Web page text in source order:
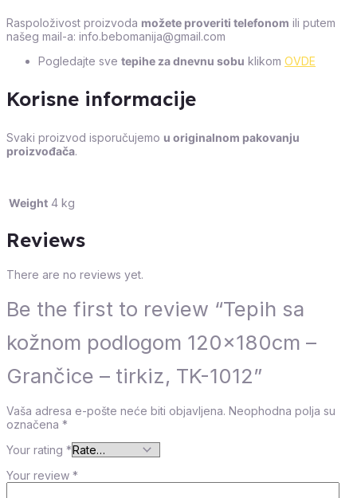
Raspoloživost proizvoda možete proveriti telefonom ili putem
našeg mail-a: info.bebomanija@gmail.com
Pogledajte sve tepihe za dnevnu sobu klikom OVDE
Korisne informacije
Svaki proizvod isporučujemo u originalnom pakovanju
proizvođača.
Weight 4 kg
Reviews
There are no reviews yet.
Be the first to review “Tepih sa
kožnom podlogom 120x180cm –
Grančice – tirkiz, TK-1012”
Vaša adresa e-pošte neće biti objavljena. Neophodna polja su
označena *
Your rating *
Your review *